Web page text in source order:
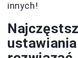
innych!